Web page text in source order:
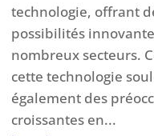
technologie, offrant
possibilités
nombreux secteurs.
cette technologie
également des
croissantes en...